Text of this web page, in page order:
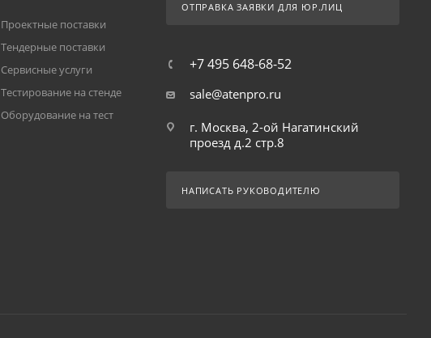
Проектные поставки
Тендерные поставки
Сервисные услуги
Тестирование на стенде
Оборудование на тест
ОТПРАВКА ЗАЯВКИ ДЛЯ ЮР.ЛИЦ
+7 495 648-68-52
sale@atenpro.ru
г. Москва, 2-ой Нагатинский
проезд д.2 стр.8
НАПИСАТЬ РУКОВОДИТЕЛЮ